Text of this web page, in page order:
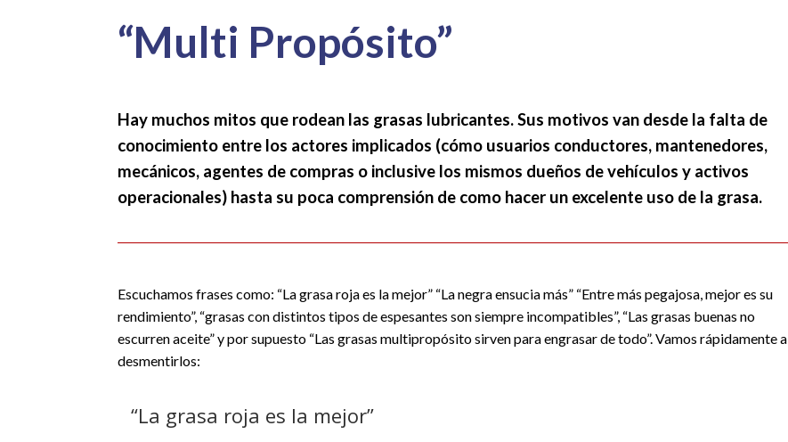
“Multi Propósito”
Hay muchos mitos que rodean las grasas lubricantes. Sus motivos van desde la falta de
conocimiento entre los actores implicados (cómo usuarios conductores, mantenedores,
mecánicos, agentes de compras o inclusive los mismos dueños de vehículos y activos
operacionales) hasta su poca comprensión de como hacer un excelente uso de la grasa.
Escuchamos frases como: “La grasa roja es la mejor” “La negra ensucia más” “Entre más pegajosa, mejor es su
rendimiento”, “grasas con distintos tipos de espesantes son siempre incompatibles”, “Las grasas buenas no
escurren aceite” y por supuesto “Las grasas multipropósito sirven para engrasar de todo”. Vamos rápidamente a
desmentirlos:
“La grasa roja es la mejor”